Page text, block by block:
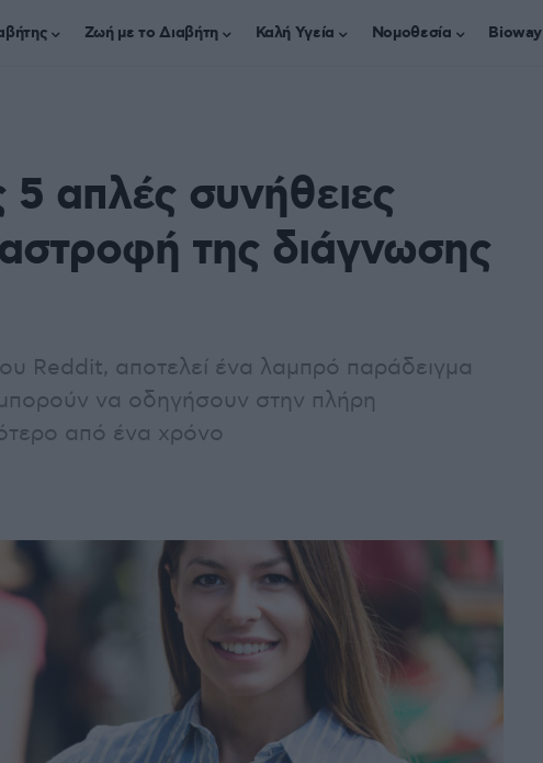
Ζωή με το Διαβήτη Καλή Υγεία Νομοθεσία Bioway
απλές συνήθειες
της διάγνωσης
Reddit, αποτελεί ένα λαμπρό παράδειγμα
να οδηγήσουν στην πλήρη
από ένα χρόνο